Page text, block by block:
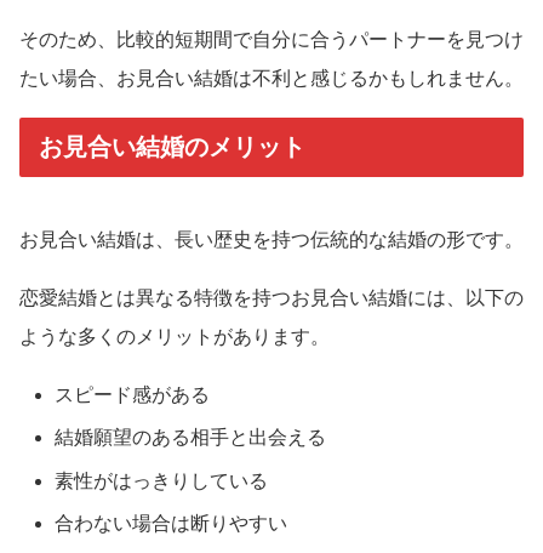
そのため、比較的短期間で自分に合うパートナーを見つけ
たい場合、お見合い結婚は不利と感じるかもしれません。
お見合い結婚のメリット
お見合い結婚は、長い歴史を持つ伝統的な結婚の形です。
恋愛結婚とは異なる特徴を持つお見合い結婚には、以下の
ような多くのメリットがあります。
スピード感がある
結婚願望のある相手と出会える
素性がはっきりしている
合わない場合は断りやすい